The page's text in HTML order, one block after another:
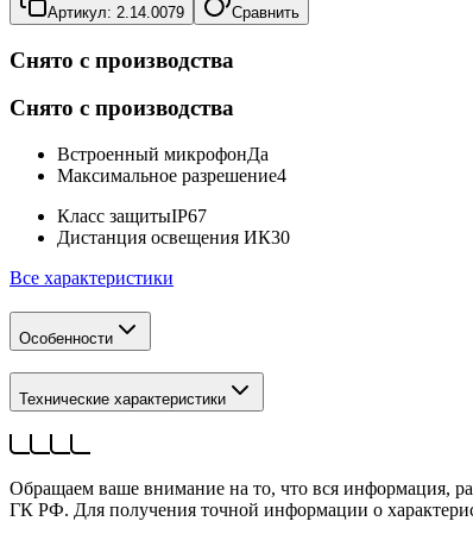
Артикул: 2.14.0079 Сравнить
Снято с производства
Снято с производства
Встроенный микрофонДа
Максимальное разрешение4
Класс защитыIP67
Дистанция освещения ИК30
Все характеристики
Особенности
Технические характеристики
Обращаем ваше внимание на то, что вся информация,
ГК РФ. Для получения точной информации о